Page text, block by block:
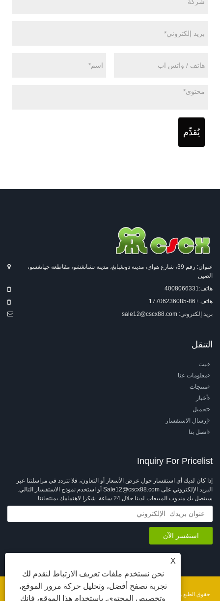
يُقدِّم
عنوان: رقم 39، شارع هواي، مدينة دونغبانغ، مدينة تشانغشو، مقاطعة جيانغسو،
الصين
هاتف:4008066331
هاتف:+86-17706236085
بريد إلكتروني: sale12@cscx88.com
التنقل
بيت
معلومات عنا
منتجات
أخبار
تحميل
إرسال الاستفسار
اتصل بنا
Inquiry For Pricelist
إذا كان لديك أي استفسار حول عرض الأسعار أو التعاون، فلا تتردد في مراسلتنا عبر
البريد الإلكتروني على Sale12@cscx88.com أو استخدم نموذج الاستفسار التالي.
سيتصل بك مندوب المبيعات لدينا خلال 24 ساعة. شكرا لاهتمامك بمنتجاتنا.
حقوق الطبع والنشر © 2026 شركة تشانغشو تشانغشين لمعدات المنسوجات المحدودة. جميع
X
نحن نستخدم ملفات تعريف الارتباط لنقدم لك
تجربة تصفح أفضل، وتحليل حركة مرور الموقع،
وتخصيص المحتوى. باستخدام هذا الموقع، فإنك